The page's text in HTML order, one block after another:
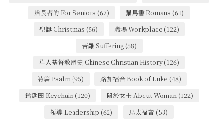
給長者的 For Seniors (67) 羅馬書 Romans (61)
聖誕 Christmas (56) 職場 Workplace (122)
苦難 Suffering (58)
華人基督教歷史 Chinese Christian History (126)
詩篇 Psalm (95) 路加福音 Book of Luke (48)
鑰匙圈 Keychain (120) 關於女士 About Woman (122)
領導 Leadership (62) 馬太福音 (53)